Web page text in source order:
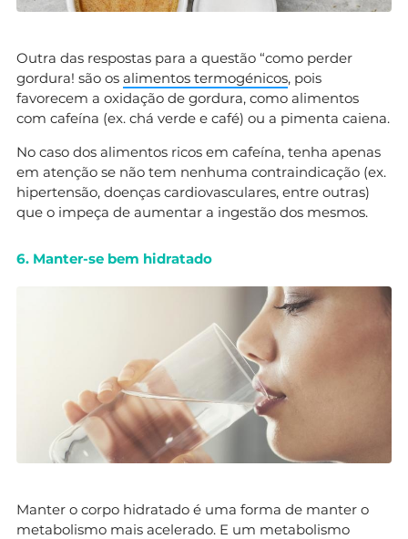
Outra das respostas para a questão “como perder
gordura! são os alimentos termogénicos, pois
favorecem a oxidação de gordura, como alimentos
com cafeína (ex. chá verde e café) ou a pimenta caiena.
No caso dos alimentos ricos em cafeína, tenha apenas
em atenção se não tem nenhuma contraindicação (ex.
hipertensão, doenças cardiovasculares, entre outras)
que o impeça de aumentar a ingestão dos mesmos.
6. Manter-se bem hidratado
Manter o corpo hidratado é uma forma de manter o
metabolismo mais acelerado. E um metabolismo